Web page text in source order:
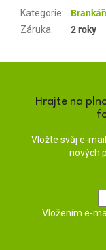
Kategorie:
Záruka: 2 roky
Hrajte na
Vložte svůj e-
nových
Vložením e-